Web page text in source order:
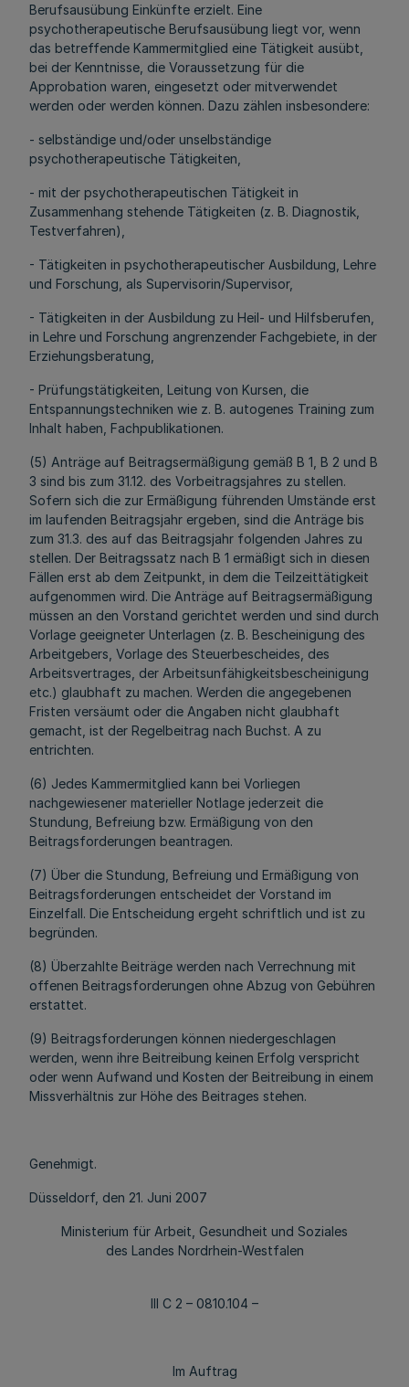
Berufsausübung Einkünfte erzielt. Eine
psychotherapeutische Berufsausübung liegt vor, wenn
das betreffende Kammermitglied eine Tätigkeit ausübt,
bei der Kenntnisse, die Voraussetzung für die
Approbation waren, eingesetzt oder mitverwendet
werden oder werden können. Dazu zählen insbesondere:
- selbständige und/oder unselbständige
psychotherapeutische Tätigkeiten,
- mit der psychotherapeutischen Tätigkeit in
Zusammenhang stehende Tätigkeiten (z. B. Diagnostik,
Testverfahren),
- Tätigkeiten in psychotherapeutischer Ausbildung, Lehre
und Forschung, als Supervisorin/Supervisor,
- Tätigkeiten in der Ausbildung zu Heil- und Hilfsberufen,
in Lehre und Forschung angrenzender Fachgebiete, in der
Erziehungsberatung,
- Prüfungstätigkeiten, Leitung von Kursen, die
Entspannungstechniken wie z. B. autogenes Training zum
Inhalt haben, Fachpublikationen.
(5) Anträge auf Beitragsermäßigung gemäß B 1, B 2 und B
3 sind bis zum 31.12. des Vorbeitragsjahres zu stellen.
Sofern sich die zur Ermäßigung führenden Umstände erst
im laufenden Beitragsjahr ergeben, sind die Anträge bis
zum 31.3. des auf das Beitragsjahr folgenden Jahres zu
stellen. Der Beitragssatz nach B 1 ermäßigt sich in diesen
Fällen erst ab dem Zeitpunkt, in dem die Teilzeittätigkeit
aufgenommen wird. Die Anträge auf Beitragsermäßigung
müssen an den Vorstand gerichtet werden und sind durch
Vorlage geeigneter Unterlagen (z. B. Bescheinigung des
Arbeitgebers, Vorlage des Steuerbescheides, des
Arbeitsvertrages, der Arbeitsunfähigkeitsbescheinigung
etc.) glaubhaft zu machen. Werden die angegebenen
Fristen versäumt oder die Angaben nicht glaubhaft
gemacht, ist der Regelbeitrag nach Buchst. A zu
entrichten.
(6) Jedes Kammermitglied kann bei Vorliegen
nachgewiesener materieller Notlage jederzeit die
Stundung, Befreiung bzw. Ermäßigung von den
Beitragsforderungen beantragen.
(7) Über die Stundung, Befreiung und Ermäßigung von
Beitragsforderungen entscheidet der Vorstand im
Einzelfall. Die Entscheidung ergeht schriftlich und ist zu
begründen.
(8) Überzahlte Beiträge werden nach Verrechnung mit
offenen Beitragsforderungen ohne Abzug von Gebühren
erstattet.
(9) Beitragsforderungen können niedergeschlagen
werden, wenn ihre Beitreibung keinen Erfolg verspricht
oder wenn Aufwand und Kosten der Beitreibung in einem
Missverhältnis zur Höhe des Beitrages stehen.
Genehmigt.
Düsseldorf, den 21. Juni 2007
Ministerium für Arbeit, Gesundheit und Soziales
des Landes Nordrhein-Westfalen
III C 2 – 0810.104 –
Im Auftrag